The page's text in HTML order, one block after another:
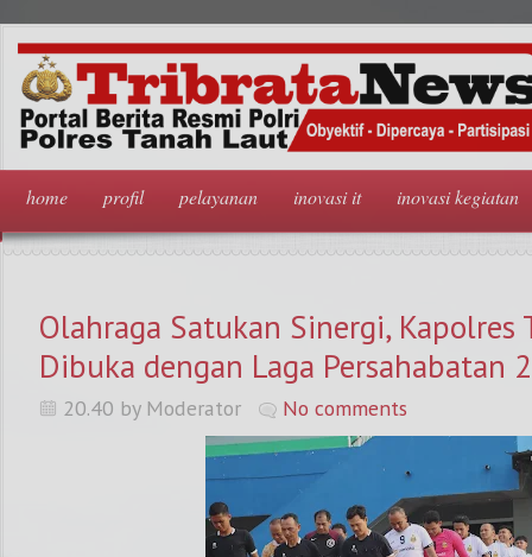
home profil pelayanan inovasi it inovasi kegiatan
Olahraga Satukan Sinergi, Kapolres
Dibuka dengan Laga Persahabatan
20.40 by Moderator No comments